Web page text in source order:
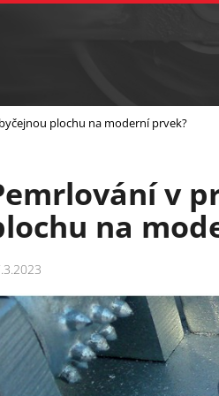
plochu na moderní prvek?
v
na
Doporučujeme